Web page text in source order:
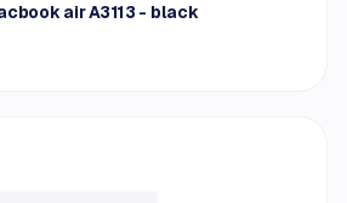
air A3113 - black